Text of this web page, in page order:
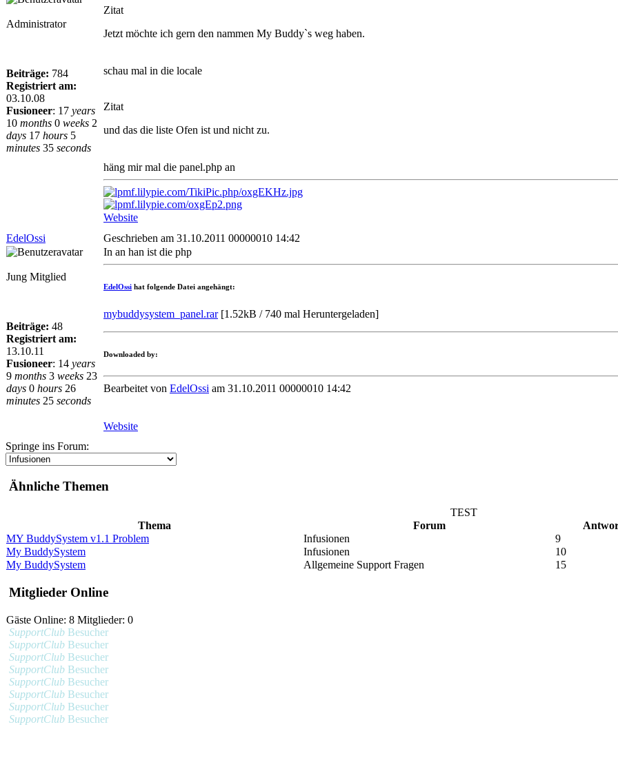
Administrator
Beiträge: 784
Registriert am:
03.10.08
Fusioneer: 17 years
10 months 0 weeks 2
days 17 hours 5
minutes 35 seconds
Zitat
Jetzt möchte ich gern den nammen My Buddy`s weg haben.
schau mal in die locale
Zitat
und das die liste Ofen ist und nicht zu.
häng mir mal die panel.php an
Website
EdelOssi
Geschrieben am 31.10.2011 00000010 14:42
Jung Mitglied
Beiträge: 48
Registriert am:
13.10.11
Fusioneer: 14 years
9 months 3 weeks 23
days 0 hours 26
minutes 25 seconds
In an han ist die php
EdelOssi hat folgende Datei angehängt:
mybuddysystem_panel.rar[1.52kB / 740 mal Heruntergeladen]
Downloaded by:
Bearbeitet von EdelOssi am 31.10.2011 00000010 14:42
Website
Springe ins Forum:
Ähnliche Themen
TEST
Thema
Forum
MY BuddySystem v1.1 Problem
Infusionen
9
My BuddySystem
Infusionen
10
My BuddySystem
Allgemeine Support Fragen 15
Mitglieder Online
Gäste Online: 8 Mitglieder: 0
SupportClub Besucher
SupportClub Besucher
SupportClub Besucher
SupportClub Besucher
SupportClub Besucher
SupportClub Besucher
SupportClub Besucher
SupportClub Besucher